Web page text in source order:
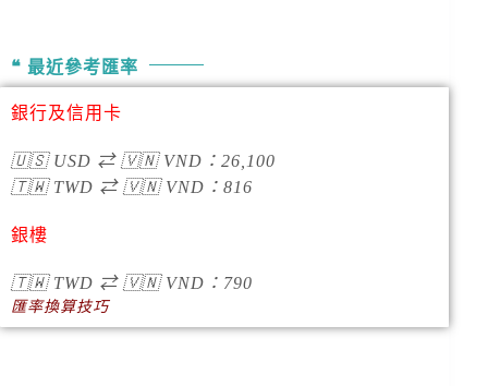
最近參考匯率
銀行及信用卡
🇺🇸USD ⇄ 🇻🇳VND ： 26,100
🇹🇼TWD ⇄ 🇻🇳VND ： 816
銀樓
🇹🇼TWD ⇄ 🇻🇳VND ：790
匯率換算技巧